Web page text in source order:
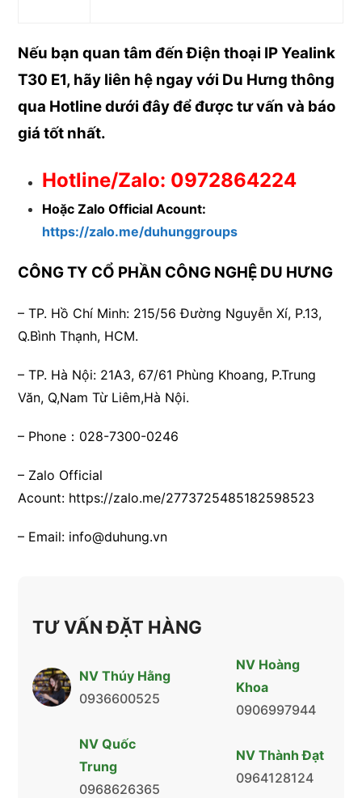
Nếu bạn quan tâm đến Điện thoại IP Yealink
T30 E1, hãy liên hệ ngay với Du Hưng thông
qua Hotline dưới đây để đượctư vấn và báo
giá tốt nhất.
Hotline/Zalo: 0972864224
Hoặc Zalo Official Acount:
https://zalo.me/duhunggroups
CÔNG TY CỔ PHẦN CÔNG NGHỆ DU HƯNG
– TP. Hồ Chí Minh: 215/56 Đường Nguyễn Xí, P.13,
Q.Bình Thạnh, HCM.
– TP. Hà Nội: 21A3, 67/61 Phùng Khoang, P.Trung
Văn, Q,Nam Từ Liêm,Hà Nội.
– Phone：028-7300-0246
– Zalo Official
Acount: https://zalo.me/2773725485182598523
– Email: info@duhung.vn
TƯ VẤN ĐẶT HÀNG
NV Thúy Hằng
0936600525
NV Hoàng
Khoa
0906997944
NV Quốc
Trung
0968626365
NV Thành Đạt
0964128124